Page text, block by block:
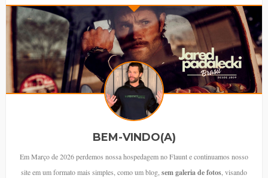
BEM-VINDO(A)
Em Março de 2026 perdemos nossa hospedagem no Flaunt e continuamos nosso
site em um formato mais simples, como um blog, sem galeria de fotos , visando